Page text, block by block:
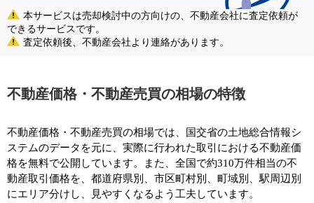
本サービスは売却検討中の方向けの、不動産会社に査定依頼が
できるサービスです。
査定依頼後、不動産会社より連絡があります。
不動産価格・不動産売買の相場の特徴
不動産価格・不動産売買の相場では、国交省の土地総合情報シ
ステムのデータを元に、実際に行われた取引における不動産価
格を無料で公開しています。また、全国で約310万件相当の不
動産取引価格を、都道府県別、市区町村別、町域別、駅周辺別
にエリア分けし、見やすくなるよう工夫しています。